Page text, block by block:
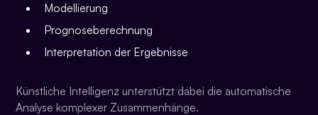
Modellierung
Prognoseberechnung
Interpretation der Ergebnisse
Künstliche Intelligenz unterstützt dabei die automatische
Analyse komplexer Zusammenhänge.